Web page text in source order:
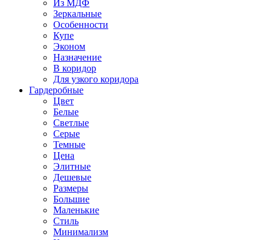
Из МДФ
Зеркальные
Особенности
Купе
Эконом
Назначение
В коридор
Для узкого коридора
Гардеробные
Цвет
Белые
Светлые
Серые
Темные
Цена
Элитные
Дешевые
Размеры
Большие
Маленькие
Стиль
Минимализм